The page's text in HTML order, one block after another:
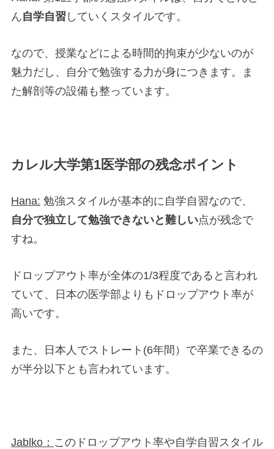
ん自学自習 していくスタイルです。
なので、授業などによる時間的拘束が少ないのが
魅力だし、自分で勉強する力が身につきます。ま
た解剖等の設備も整っています。
カレル大学第1医学部の残念ポイント
Hana: 勉強スタイルが基本的に自学自習なので、
自分で独立して勉強できないと難しい点が残念で
すね。
ドロップアウト率が全体の1/3程度であると言われ
ていて、日本の医学部よりもドロップアウト率が
高いです。
また、日本人でストレート(6年間）で卒業できるの
が半分以下とも言われています。
Jablko： このドロップアウト率や自学自習スタイル